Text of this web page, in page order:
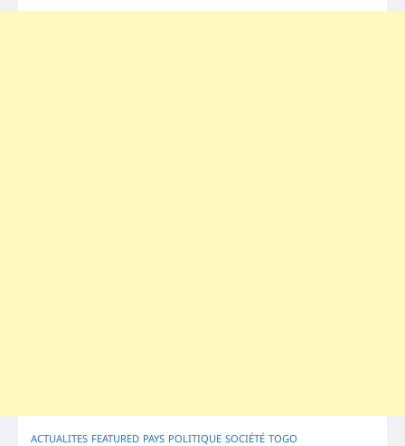
ACTUALITES FEATURED PAYS POLITIQUE SOCIÉTÉ TOGO